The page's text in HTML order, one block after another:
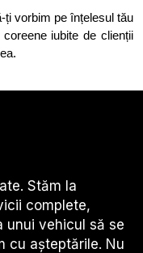
ți vorbim pe înțelesul tău
iubite de clienții
Stăm la
complete,
unui vehicul să se
cu așteptările. Nu